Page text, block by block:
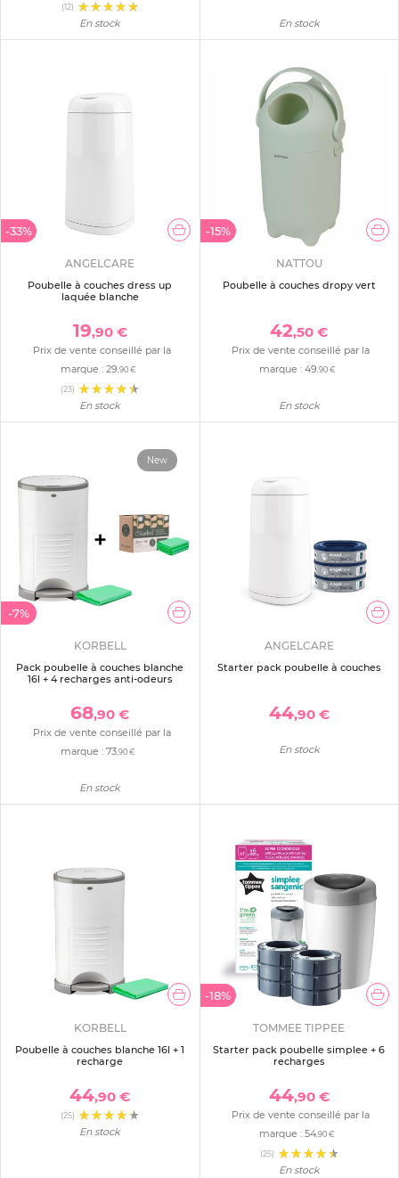
(12)
En stock En stock
-33%
ANGELCARE
Poubelle à couches dress up
laquée blanche
19,90 €
Prix de vente conseillé par la
marque : 29 ,90 €
(23)
En stock
-15%
NATTOU
Poubelle à couches dropy vert
42,50 €
Prix de vente conseillé par la
marque : 49 ,90 €
En stock
-7%
New
KORBELL
Pack poubelle à couches blanche
16l + 4 recharges anti-odeurs
68,90 €
Prix de vente conseillé par la
marque :73 ,90 €
En stock
ANGELCARE
Starter pack poubelle à couches
44,90 €
En stock
KORBELL
Poubelle à couches blanche 16l + 1
recharge
44,90 €
(25)
En stock
-18%
TOMMEE TIPPEE
Starter pack poubelle simplee + 6
recharges
44,90 €
Prix de vente conseillé par la
marque :54 ,90 €
(25)
En stock